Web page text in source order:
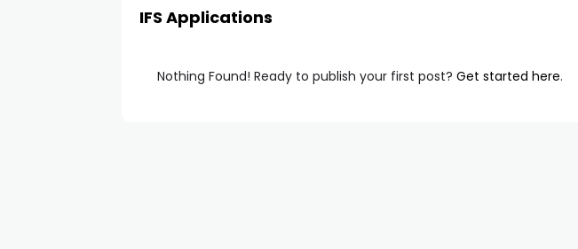
IFS Applications
Nothing Found! Ready to publish your first post? Get started here.